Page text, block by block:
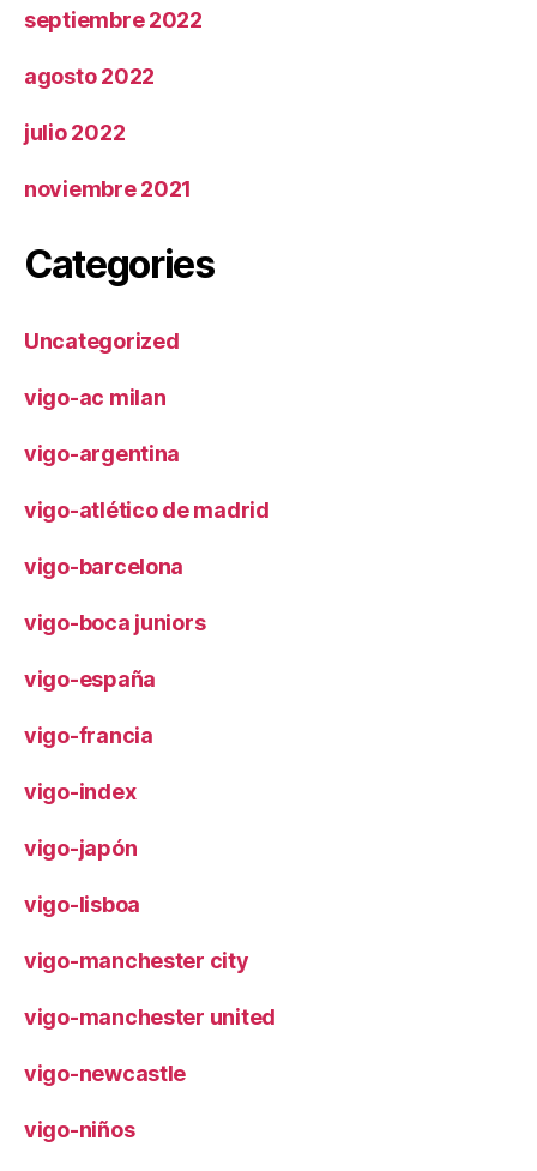
septiembre 2022
agosto 2022
julio 2022
noviembre 2021
Categories
Uncategorized
vigo-ac milan
vigo-argentina
vigo-atlético de madrid
vigo-barcelona
vigo-boca juniors
vigo-españa
vigo-francia
vigo-index
vigo-japón
vigo-lisboa
vigo-manchester city
vigo-manchester united
vigo-newcastle
vigo-niños